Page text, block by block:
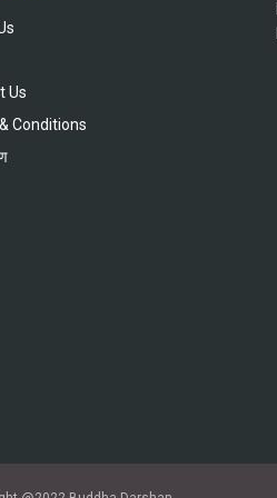
Us
Conditions